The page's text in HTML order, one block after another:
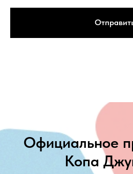
Официальное
Копа